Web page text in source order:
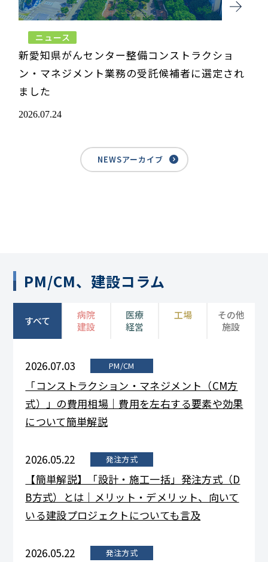
ニュース
新愛知県がんセンター整備コンストラクショ
ン・マネジメント業務の受託候補者に選定され
ました
2026.07.24
NEWSアーカイブ
PM/CM、建設コラム
すべて
病院
建設
医療
経営
工場
その他
施設
2026.07.03 PM/CM
「コンストラクション・マネジメント（CM方
式）」の費用相場｜費用を左右する要素や効果
について簡単解説
2026.05.22 発注方式
【簡単解説】「設計・施工一括」発注方式（D
B方式）とは｜メリット・デメリット、向いて
いる建設プロジェクトについても言及
2026.05.22 発注方式